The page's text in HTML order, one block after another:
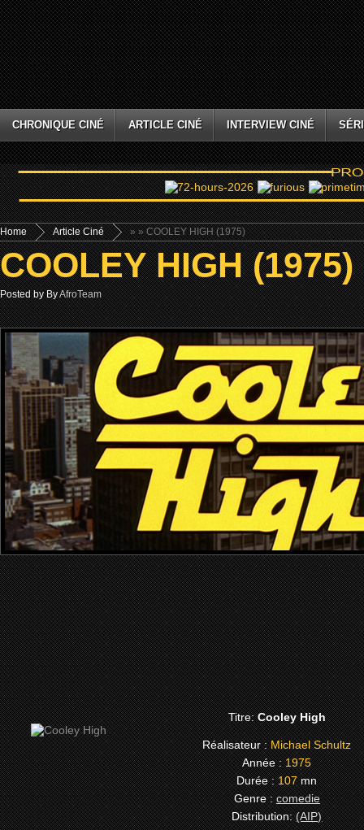
CHRONIQUE CINÉ ARTICLE CINÉ INTERVIEW CINÉ
Home »
Article Ciné » COOLEY HIGH (1975)
COOLEY HIGH (1975)
Posted by ByAfroTeam
Titre:Cooley High
Réalisateur :Michael Schultz
Année :1975
Durée :107mn
Genre :comedie
Distribution: (AIP)